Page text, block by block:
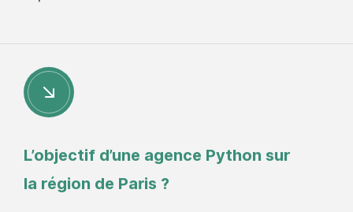
L’objectif d’une agence Python sur
la région de Paris ?